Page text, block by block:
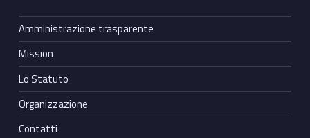
Amministrazione trasparente
Mission
Lo Statuto
Organizzazione
Contatti